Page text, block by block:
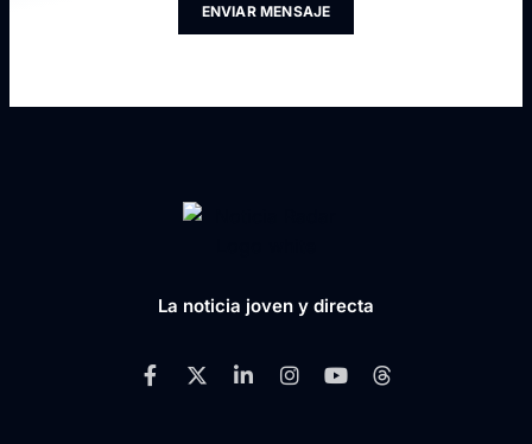
ENVIAR MENSAJE
La noticia joven y directa